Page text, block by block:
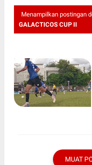
Menampilkan postingan
GALACTICOS CUP II
MUAT